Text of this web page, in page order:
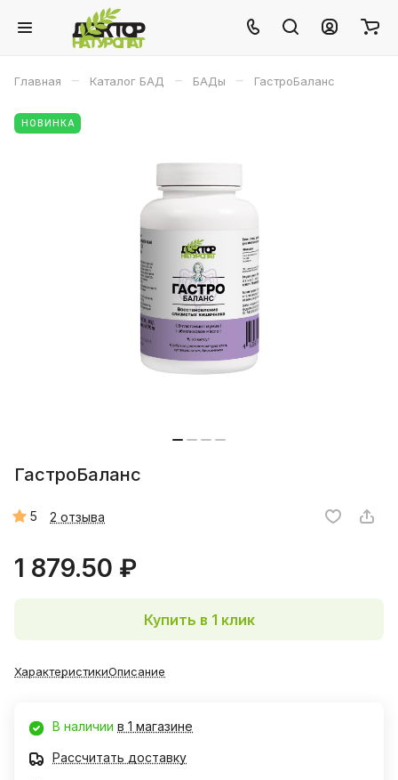
Главная – Каталог БАД – БАДы – ГастроБаланс
НОВИНКА
ГастроБаланс
5 2 отзыва
1 879.50 ₽
Купить в 1 клик
ХарактеристикиОписание
В наличии в 1 магазине
Рассчитать доставку